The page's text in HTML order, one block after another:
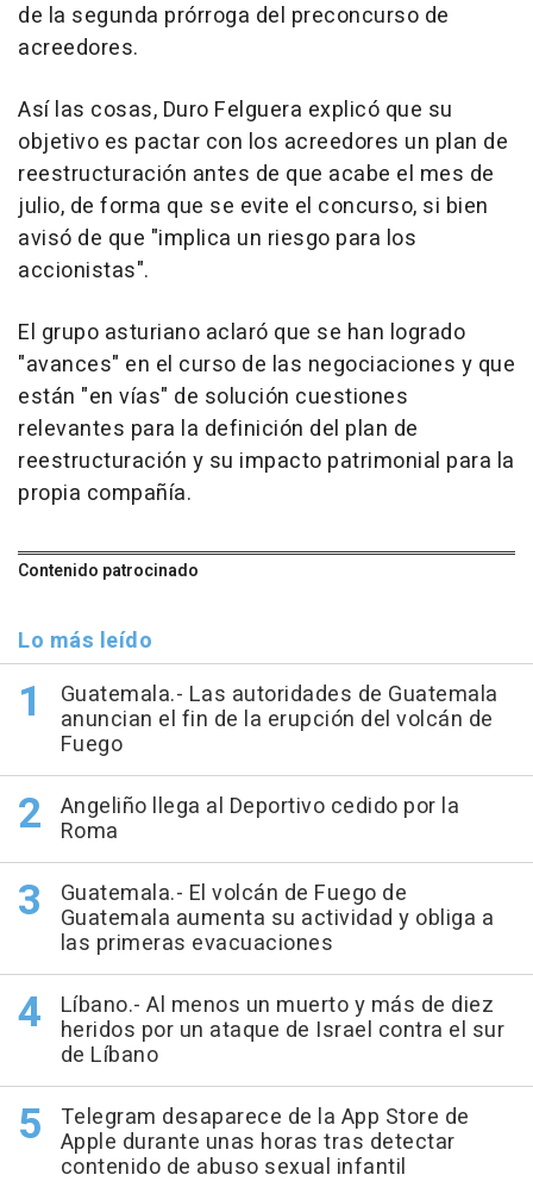
de la segunda prórroga del preconcurso de
acreedores.
Así las cosas, Duro Felguera explicó que su
objetivo es pactar con los acreedores un plan de
reestructuración antes de que acabe el mes de
julio, de forma que se evite el concurso, si bien
avisó de que "implica un riesgo para los
accionistas".
El grupo asturiano aclaró que se han logrado
"avances" en el curso de las negociaciones y que
están "en vías" de solución cuestiones
relevantes para la definición del plan de
reestructuración y su impacto patrimonial para la
propia compañía.
Contenido patrocinado
Lo más leído
Guatemala.- Las autoridades de Guatemala
anuncian el fin de la erupción del volcán de
Fuego
Angeliño llega al Deportivo cedido por la
Roma
Guatemala.- El volcán de Fuego de
Guatemala aumenta su actividad y obliga a
las primeras evacuaciones
Líbano.- Al menos un muerto y más de diez
heridos por un ataque de Israel contra el sur
de Líbano
Telegram desaparece de la App Store de
Apple durante unas horas tras detectar
contenido de abuso sexual infantil